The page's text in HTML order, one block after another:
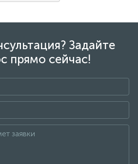
Задайте
прямо сейчас!